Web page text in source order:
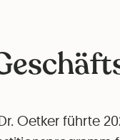
Oetker führte